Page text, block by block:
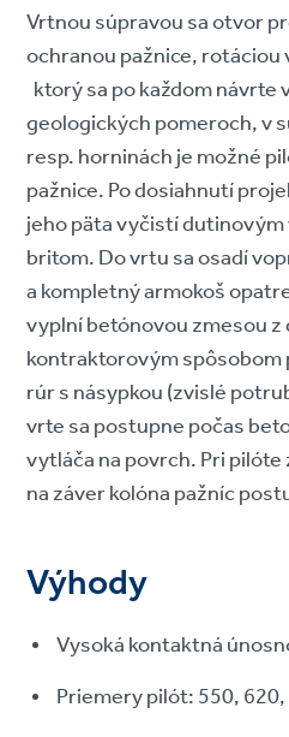
Vrtnou súpravou sa otvor
ochranou pažnice,
ktorý sa po každom
geologických pomeroch, v
resp. horninách je možné
pažnice. Po dosiahnutí
jeho päta vyčistí
britom. Do vrtu sa osadí
a kompletný armokoš
vyplní betónovou zmesou
kontraktorovým
rúr s násypkou (zvislé
vrte sa postupne počas
vytláča na povrch. Pri
na záver kolóna pažníc
Výhody
Vysoká kontaktná
Priemery pilót: 550,